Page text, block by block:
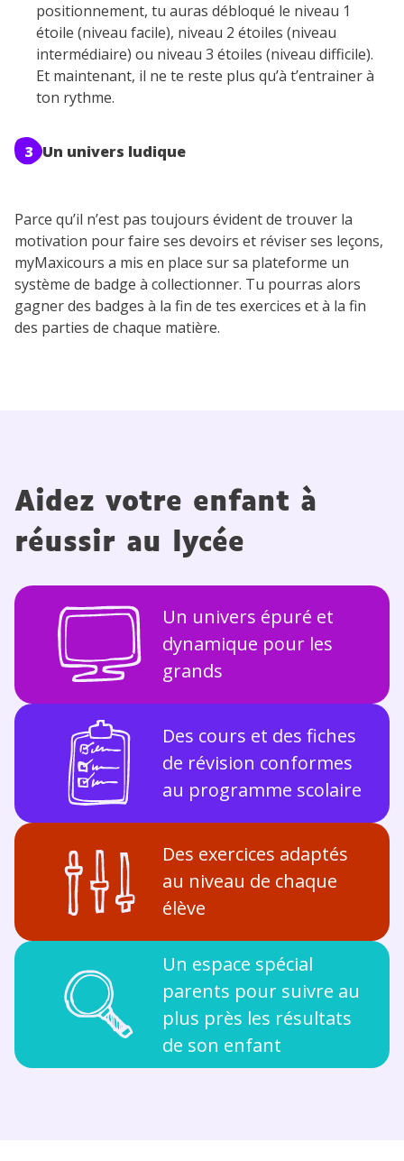
positionnement, tu auras débloqué le niveau 1
étoile (niveau facile), niveau 2 étoiles (niveau
intermédiaire) ou niveau 3 étoiles (niveau difficile).
Et maintenant, il ne te reste plus qu’à t’entrainer à
ton rythme.
3 Un univers ludique
Parce qu’il n’est pas toujours évident de trouver la
motivation pour faire ses devoirs et réviser ses leçons,
myMaxicours a mis en place sur sa plateforme un
système de badge à collectionner. Tu pourras alors
gagner des badges à la fin de tes exercices et à la fin
des parties de chaque matière.
Aidez votre enfant à
réussir au lycée
Un univers épuré et
dynamique pour les
grands
Des cours et des fiches
de révision conformes
au programme scolaire
Des exercices adaptés
au niveau de chaque
élève
Un espace spécial
parents pour suivre au
plus près les résultats
de son enfant